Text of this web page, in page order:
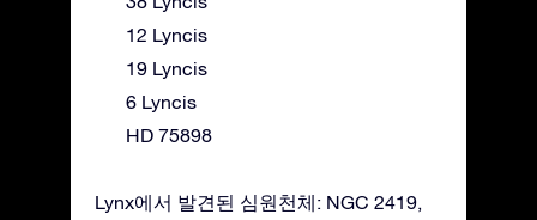
12 Lyncis
19 Lyncis
6 Lyncis
HD 75898
Lynx에서 발견된 심원천체: NGC 2419,